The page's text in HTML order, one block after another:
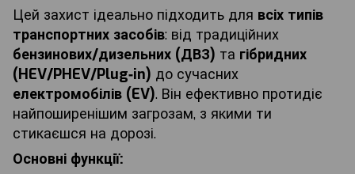
Цей захист ідеально підходить для всіх типів
транспортних засобів: від традиційних
бензинових/дизельних (ДВЗ) та гібридних
(HEV/PHEV/Plug‑in) до сучасних
електромобілів (EV). Він ефективно протидіє
найпоширенішим загрозам, з якими ти
стикаєшся на дорозі.
Основні функції: